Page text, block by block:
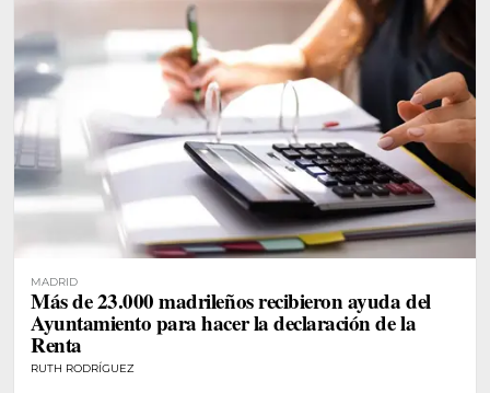
MADRID
Más de 23.000 madrileños recibieron ayuda del
Ayuntamiento para hacer la declaración de la
Renta
RUTH RODRÍGUEZ